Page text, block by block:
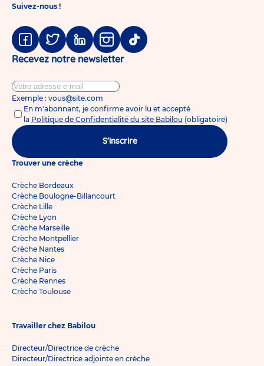
Suivez-nous !
Facebook
TwitterLinkedinInstagram
Tiktok
Recevez notre newsletter
Exemple : vous@site.com
En m'abonnant, je confirme avoir lu et accepté
la Politique de Confidentialité du site Babilou (obligatoire)
S'inscrire
Trouver une crèche
Crèche Bordeaux
Crèche Boulogne-Billancourt
Crèche Lille
Crèche Lyon
Crèche Marseille
Crèche Montpellier
Crèche Nantes
Crèche Nice
Crèche Paris
Crèche Rennes
Crèche Toulouse
Travailler chez Babilou
Directeur/Directrice de crèche
Directeur/Directrice adjointe en crèche